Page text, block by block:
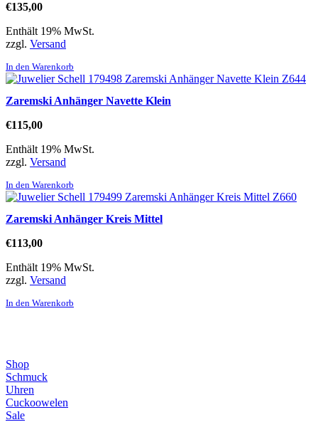
€135,00
Enthält 19% MwSt.
zzgl. Versand
In den Warenkorb
Zaremski Anhänger Navette Klein
€115,00
Enthält 19% MwSt.
zzgl. Versand
In den Warenkorb
Zaremski Anhänger Kreis Mittel
€113,00
Enthält 19% MwSt.
zzgl. Versand
In den Warenkorb
Shop
Schmuck
Uhren
Cuckoowelen
Sale